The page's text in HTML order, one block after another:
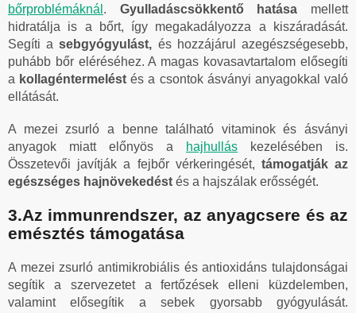
bőrproblémáknál . Gyulladáscsökkentő hatása mellett
hidratálja is a bőrt, így megakadályozza a kiszáradását.
Segíti asebgyógyulást, és hozzájárul azegészségesebb,
puhább bőr eléréséhez. A magas kovasavtartalom elősegíti
a kollagéntermelést és a csontok ásványi anyagokkal való
ellátását.
A mezei zsurló a benne található vitaminok és ásványi
anyagok miatt előnyös a
hajhullás kezelésében is.
Összetevői javítják a fejbőr vérkeringését, támogatják az
egészséges hajnövekedést és a hajszálak erősségét.
3.Az immunrendszer, az anyagcsere és az
emésztés támogatása
A mezei zsurló antimikrobiális és antioxidáns tulajdonságai
segítik a szervezetet a fertőzések elleni küzdelemben,
valamint elősegítik a sebek gyorsabb gyógyulását.